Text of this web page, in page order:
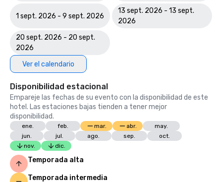
1 sept. 2026 - 9 sept. 2026
13 sept. 2026 - 13 sept.
2026
20 sept. 2026 - 20 sept.
2026
Ver el calendario
Disponibilidad estacional
Empareje las fechas de su evento con la disponibilidad de este
hotel. Las estaciones bajas tienden a tener mejor
disponibilidad.
ene. feb. mar. abr.
may.
jun.
jul. ago. sep.
oct.
nov.
dic.
Temporada alta
Temporada intermedia